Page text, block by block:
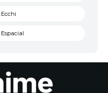
Ecchi
Espacial
Historico
Josei